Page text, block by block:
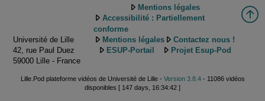
Université de Lille
42, rue Paul Duez
59000 Lille - France
Mentions légales
Accessibilité : Partiellement
conforme
Mentions légales
Contactez nous !
ESUP-Portail
Projet Esup-Pod
Lille.Pod plateforme vidéos de Université de Lille - Version 3.8.4- 11086 vidéos
disponibles [ 147 days, 16:34:42 ]